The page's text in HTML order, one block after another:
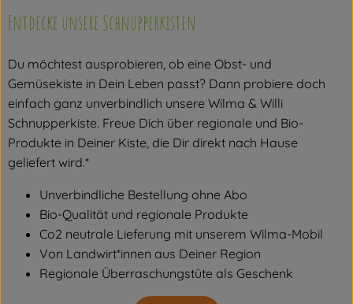
Getränke
So geht's
Rezepte
Über uns
Entdecke unsere Schnupperkisten
Du möchtest ausprobieren, ob eine Obst- und
Gemüsekiste in Dein Leben passt? Dann probiere doch
einfach ganz unverbindlich unsere Wilma & Willi
Schnupperkiste. Freue Dich über regionale und Bio-
Produkte in Deiner Kiste, die Dir direkt nach Hause
geliefert wird.*
Unverbindliche Bestellung ohne Abo
Bio-Qualität und regionale Produkte
Co2 neutrale Lieferung mit unserem Wilma-Mobil
Von Landwirt*innen aus Deiner Region
Regionale Überraschungstüte als Geschenk